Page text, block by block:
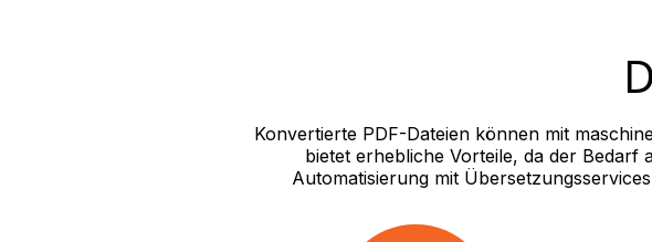
Konvertierte PDF-Dateien können mit
bietet erhebliche Vorteile, da der Bedarf
Automatisierung mit